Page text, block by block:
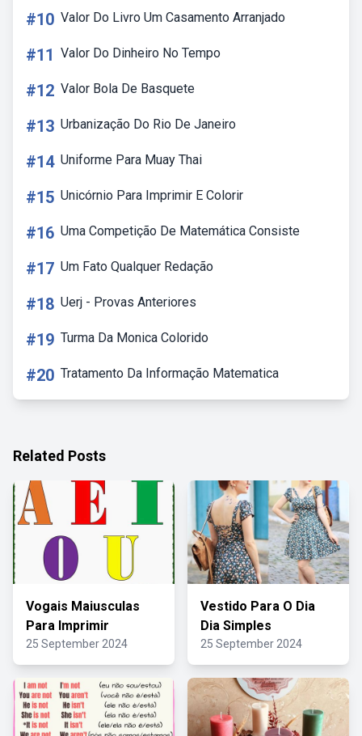
#10 Valor Do Livro Um Casamento Arranjado
#11 Valor Do Dinheiro No Tempo
#12 Valor Bola De Basquete
#13 Urbanização Do Rio De Janeiro
#14 Uniforme Para Muay Thai
#15 Unicórnio Para Imprimir E Colorir
#16 Uma Competição De Matemática Consiste
#17 Um Fato Qualquer Redação
#18 Uerj - Provas Anteriores
#19 Turma Da Monica Colorido
#20 Tratamento Da Informação Matematica
Related Posts
Vogais Maiusculas
Para Imprimir
25 September 2024
Vestido Para O Dia
Dia Simples
25 September 2024